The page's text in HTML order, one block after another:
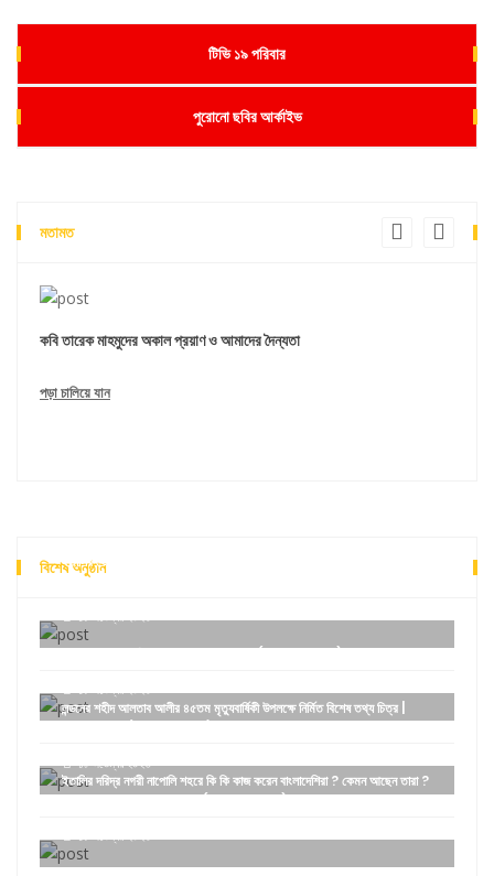
টিভি ১৯ পরিবার
পুরোনো ছবির আর্কাইভ
মতামত
কবি তারেক মাহমুদের অকাল প্রয়াণ ও আমাদের দৈন্যতা
পড়া চালিয়ে যান
বিশেষ অনুষ্ঠান
ইতালির ভেনিসে বাংলাদেশিরা কেমন আছেন- ( ভিডিও লিংক সহ ) How
Bangladeshi are in Venice Italy
১৮ নভেম্বর ২০২৩
ভারতের ফুরফুরা শরীফ Furfura sharif ( ভিডিও লিংক সহ )
১৮ নভেম্বর ২০২৩
লন্ডনের শহীদ আলতাব আলীর ৪৫তম মৃত্যুবার্ষিকী উপলক্ষে নির্মিত বিশেষ তথ্য চিত্র |
১৮ নভেম্বর ২০২৩
ইতালির দরিদ্র নগরী নাপোলি শহরে কি কি কাজ করেন বাংলাদেশিরা ? কেমন আছেন তারা ?
Napoli Italy Naples ( ভিডিও লিংক সহ )